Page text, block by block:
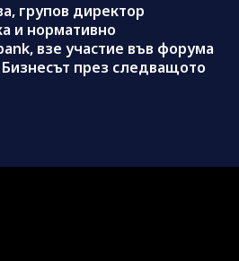
групов директор
и нормативно
взе участие във форума
Бизнесът през следващото